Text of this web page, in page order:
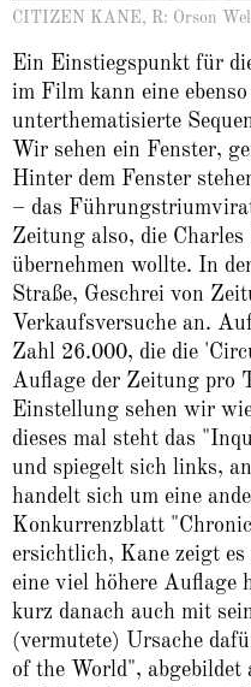
CITIZEN KANE, R: Orson
Ein Einstiegspunkt für
im Film kann eine
unterthematisierte
Wir sehen ein Fenster,
Hinter dem Fenster
– das
Zeitung also, die
übernehmen wollte. In
Straße, Geschrei von
Verkaufsversuche an.
Zahl 26.000, die die
Auflage der Zeitung pro
Einstellung sehen wir
dieses mal steht das
und spiegelt sich links,
handelt sich um eine
Konkurrenzblatt
ersichtlich, Kane zeigt
eine viel höhere Auflage
kurz danach auch mit
(vermutete) Ursache
of the World", abgebildet